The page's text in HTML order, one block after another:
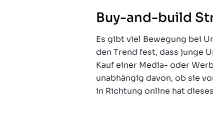
Buy-and-build
Es gibt viel Bewegung bei
den Trend fest, dass junge
Kauf einer Media- oder
unabhängig davon, ob sie
in Richtung online hat